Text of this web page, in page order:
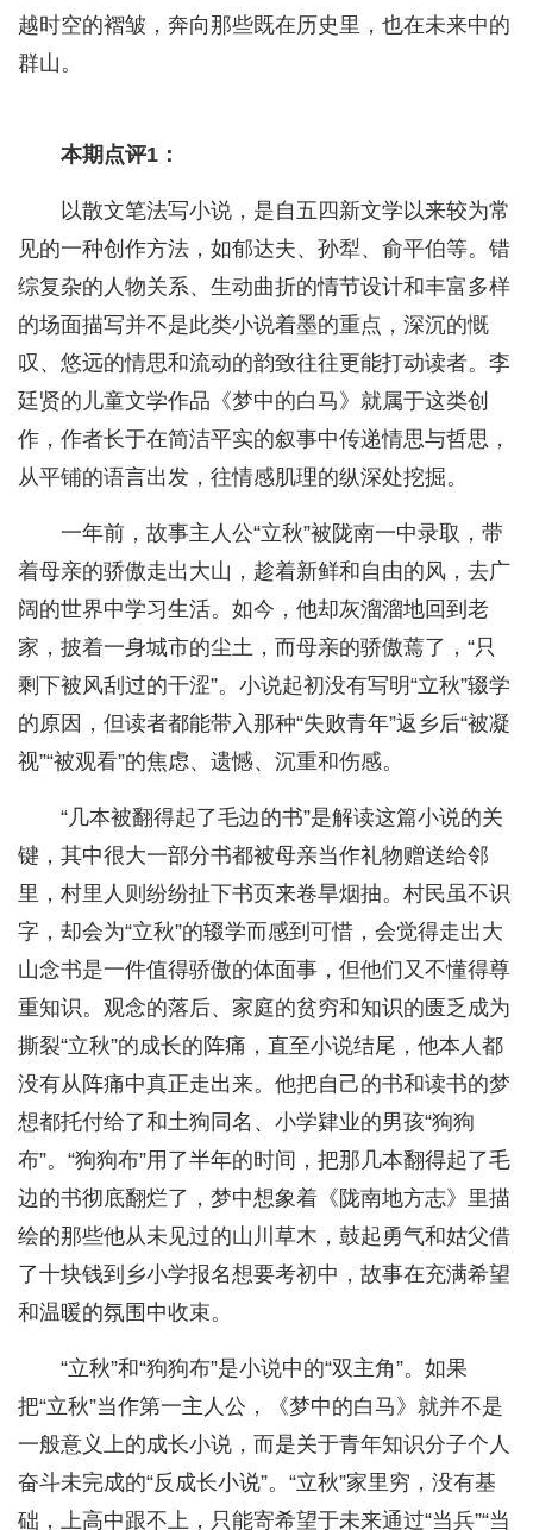
越时空的褶皱，奔向那些既在历史里，也在未来中的
群山。
本期点评1：
以散文笔法写小说，是自五四新文学以来较为常
见的一种创作方法，如郁达夫、孙犁、俞平伯等。错
综复杂的人物关系、生动曲折的情节设计和丰富多样
的场面描写并不是此类小说着墨的重点，深沉的慨
叹、悠远的情思和流动的韵致往往更能打动读者。李
廷贤的儿童文学作品《梦中的白马》就属于这类创
作，作者长于在简洁平实的叙事中传递情思与哲思，
从平铺的语言出发，往情感肌理的纵深处挖掘。
一年前，故事主人公“立秋”被陇南一中录取，带
着母亲的骄傲走出大山，趁着新鲜和自由的风，去广
阔的世界中学习生活。如今，他却灰溜溜地回到老
家，披着一身城市的尘土，而母亲的骄傲蔫了，“只
剩下被风刮过的干涩”。小说起初没有写明“立秋”辍学
的原因，但读者都能带入那种“失败青年”返乡后“被凝
视”“被观看”的焦虑、遗憾、沉重和伤感。
“几本被翻得起了毛边的书”是解读这篇小说的关
键，其中很大一部分书都被母亲当作礼物赠送给邻
里，村里人则纷纷扯下书页来卷旱烟抽。村民虽不识
字，却会为“立秋”的辍学而感到可惜，会觉得走出大
山念书是一件值得骄傲的体面事，但他们又不懂得尊
重知识。观念的落后、家庭的贫穷和知识的匮乏成为
撕裂“立秋”的成长的阵痛，直至小说结尾，他本人都
没有从阵痛中真正走出来。他把自己的书和读书的梦
想都托付给了和土狗同名、小学肄业的男孩“狗狗
布”。“狗狗布”用了半年的时间，把那几本翻得起了毛
边的书彻底翻烂了，梦中想象着《陇南地方志》里描
绘的那些他从未见过的山川草木，鼓起勇气和姑父借
了十块钱到乡小学报名想要考初中，故事在充满希望
和温暖的氛围中收束。
“立秋”和“狗狗布”是小说中的“双主角”。如果
把“立秋”当作第一主人公，《梦中的白马》就并不是
一般意义上的成长小说，而是关于青年知识分子个人
奋斗未完成的“反成长小说”。“立秋”家里穷，没有基
础，上高中跟不上，只能寄希望于未来通过“当兵”“当